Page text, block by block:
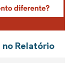
Relatório